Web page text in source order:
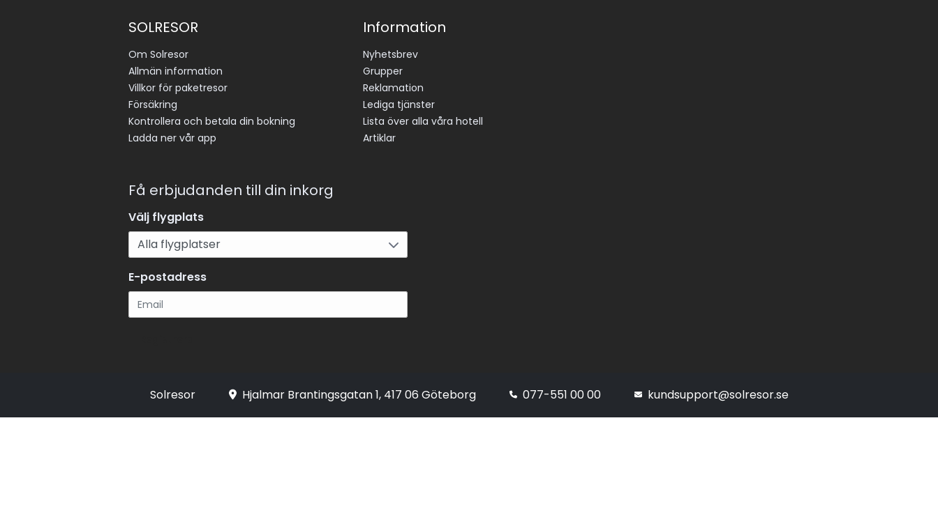
SOLRESOR
Om Solresor
Allmän information
Villkor för paketresor
Försäkring
Kontrollera och betala din bokning
Ladda ner vår app
Information
Nyhetsbrev
Grupper
Reklamation
Lediga tjänster
Lista över alla våra hotell
Artiklar
Få erbjudanden till din inkorg
Välj flygplats
E-postadress
Solresor Hjalmar Brantingsgatan 1, 417 06 Göteborg 077-551 00 00 kundsupport@solresor.se